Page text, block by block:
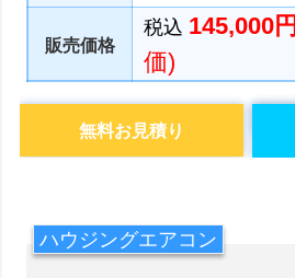
販売価格
税込 145,000円
価)
無料お見積り
ハウジングエアコン